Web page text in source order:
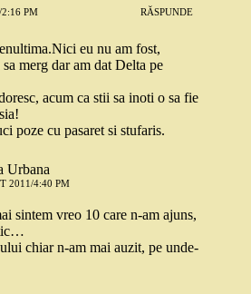
PM RĂSPUNDE
eu nu am fost,
merg dar am dat Delta pe
acum ca stii sa inoti o sa fie
poze cu pasaret si stufaris.
Urbana
2011/4:40 PM
sintem vreo 10 care n-am ajuns,
chiar n-am mai auzit, pe unde-